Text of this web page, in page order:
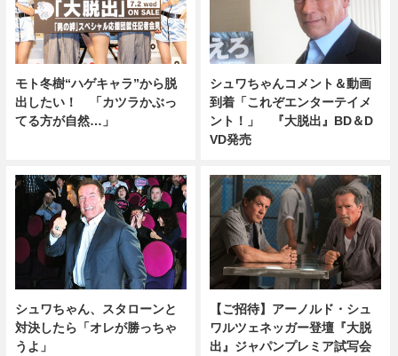
モト冬樹“ハゲキャラ”から脱
出したい！ 「カツラかぶっ
てる方が自然…」
シュワちゃんコメント＆動画
到着「これぞエンターテイメ
ント！」 『大脱出』BD＆D
VD発売
シュワちゃん、スタローンと
対決したら「オレが勝っちゃ
うよ」
【ご招待】アーノルド・シュ
ワルツェネッガー登壇『大脱
出』ジャパンプレミア試写会